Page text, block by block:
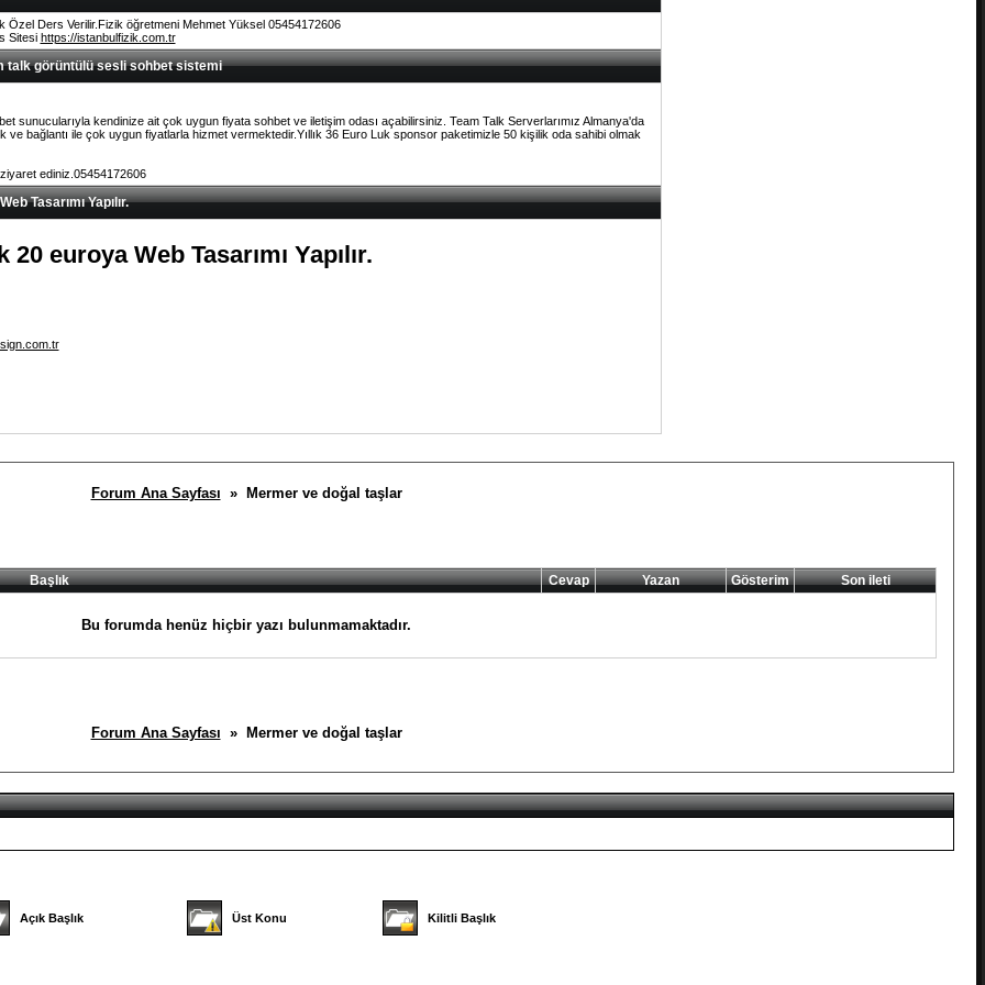
Özel Ders Verilir.Fizik öğretmeni Mehmet Yüksel 05454172606
Sitesi https://istanbulfizik.com.tr
talk görüntülü sesli sohbet sistemi
sunucularıyla kendinize ait çok uygun fiyata sohbet ve iletişim odası açabilirsiniz. Team Talk Serverlarımız Almanya'da
ve bağlantı ile çok uygun fiyatlarla hizmet vermektedir.Yıllık 36 Euro Luk sponsor paketimizle 50 kişilik oda sahibi olmak
ediniz.05454172606
Tasarımı Yapılır.
20 euroya Web Tasarımı Yapılır.
Forum Ana Sayfası » Mermer ve doğal taşlar
Başlık Cevap Yazan Gösterim Son ileti
Bu forumda henüz hiçbir yazı bulunmamaktadır.
Forum Ana Sayfası » Mermer ve doğal taşlar
Açık Başlık Üst Konu Kilitli Başlık